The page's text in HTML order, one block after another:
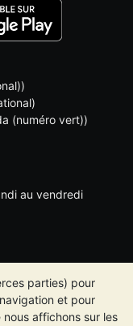
parties) pour
et pour
affichons sur les
(numéro vert))
au vendredi